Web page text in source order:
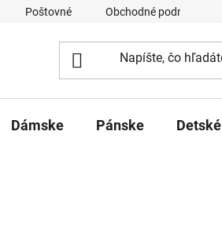
Poštovné Obchodné podmienky
Dámske Pánske Detské